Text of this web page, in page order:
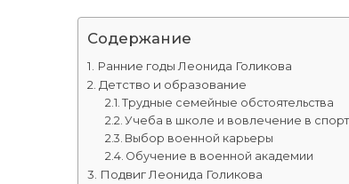
Содержание
Ранние годы Леонида Голикова
Детство и образование
Трудные семейные обстоятельства
Учеба в школе и вовлечение в спорт
Выбор военной карьеры
Обучение в военной академии
Подвиг Леонида Голикова